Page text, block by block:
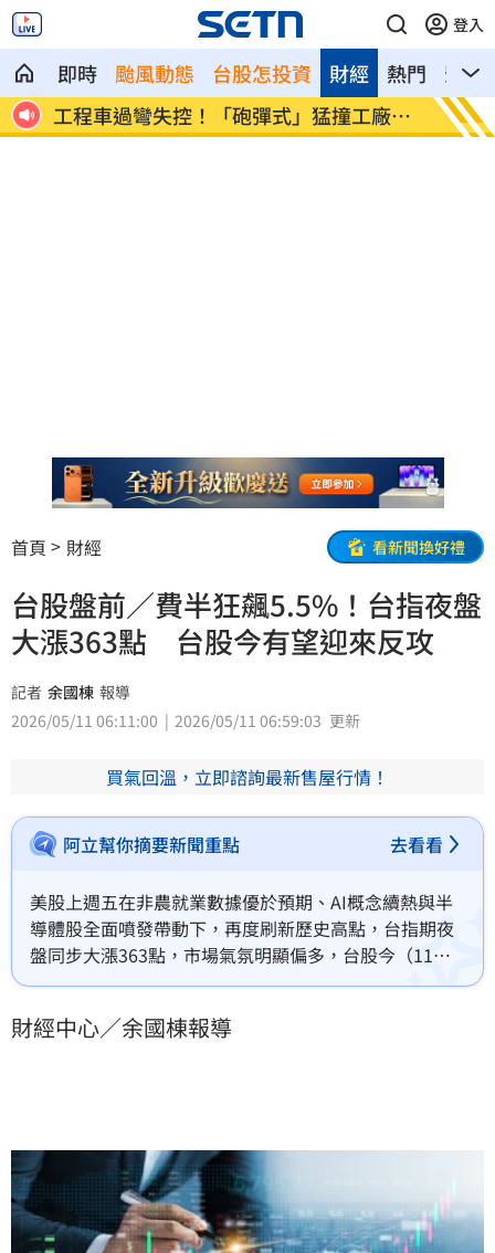
登入
即時 颱風動態 台股怎投資 熱門 影音
財經
體
工程車過彎失控！「砲彈式」猛撞工廠大
門
柯志
首頁 財經 看新聞換好禮
台股盤前／費半狂飆5.5%！台指夜盤
大漲363點 台股今有望迎來反攻
記者 余國棟 報導
2026/05/11 06:11:00
2026/05/11 06:59:03 更新
買氣回溫，立即諮詢最新售屋行情！
阿立幫你摘要新聞重點 去看看
美股上週五在非農就業數據優於預期、AI概念續熱與半
導體股全面噴發帶動下，再度刷新歷史高點，台指期夜
盤同步大漲363點，市場氣氛明顯偏多，台股今（11）
日開盤有望迎來強勢反攻行情。
財經中心／余國棟報導